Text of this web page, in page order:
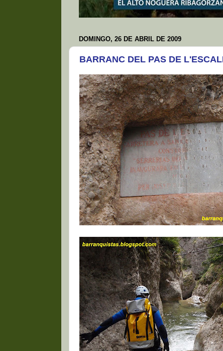
DOMINGO, 26 DE ABRIL DE 2009
BARRANC DEL PAS DE